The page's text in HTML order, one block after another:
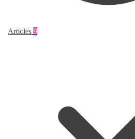
Articles 9